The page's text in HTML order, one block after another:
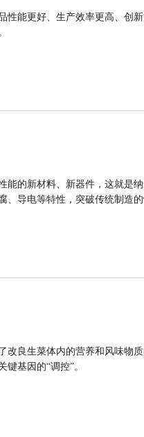
性能更好、生产效率更高、
的新材料、新器件，这就是
导电等特性，突破传统制造的
良生菜体内的营养和风味物
基因的“调控”。